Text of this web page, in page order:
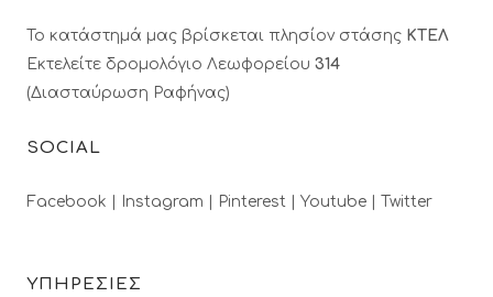
Το κατάστημά μας βρίσκεται πλησίον στάσης ΚΤΕΛ
Εκτελείτε δρομολόγιο Λεωφορείου 314
(Διασταύρωση Ραφήνας)
SOCIAL
Facebook | Instagram | Pinterest | Youtube | Twitter
ΥΠΗΡΕΣΙΕΣ